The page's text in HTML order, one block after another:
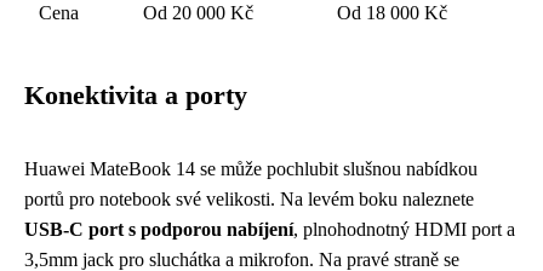
Cena Od 20 000 Kč Od 18 000 Kč
Konektivita a porty
Huawei MateBook 14 se může pochlubit slušnou nabídkou
portů pro notebook své velikosti. Na levém boku naleznete
USB-C port s podporou nabíjení, plnohodnotný HDMI port a
3,5mm jack pro sluchátka a mikrofon. Na pravé straně se